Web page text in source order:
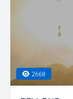
2668